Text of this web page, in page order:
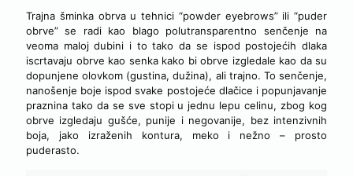
Trajna šminka obrva u tehnici “powder eyebrows” ili “puder
obrve” se radi kao blago polutransparentno senčenje na
veoma maloj dubini i to tako da se ispod postojećih dlaka
iscrtavaju obrve kao senka kako bi obrve izgledale kao da su
dopunjene olovkom (gustina, dužina), ali trajno. To senčenje,
nanošenje boje ispod svake postojeće dlačice i popunjavanje
praznina tako da se sve stopi u jednu lepu celinu, zbog kog
obrve izgledaju gušće, punije i negovanije, bez intenzivnih
boja, jako izraženih kontura, meko i nežno – prosto
puderasto.